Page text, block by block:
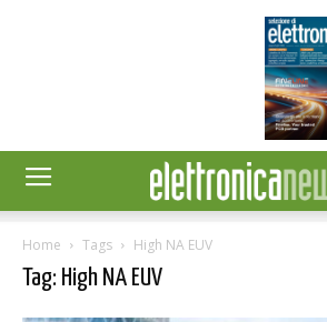
Home Tags High NA EUV
Tag: High NA EUV